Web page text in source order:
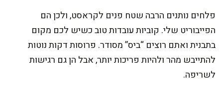
פלחים נותנים הרבה שטח פנים לקראסט, ולכן הם
הפייבוריט שלי. קוביות עובדות טוב כשיש לכם מקום
בתבנית ואתם רוצים “ביס” מסודר. פרוסות דקות נוטות
להתייבש מהר ולהיות פריכות יותר, אבל הן גם רגישות
לשריפה.